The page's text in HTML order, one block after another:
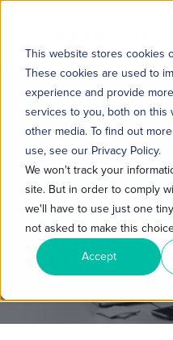
This website stores cookies
These cookies are used to
experience and provide
services to you, both on this
other media. To find out
use, see our Privacy Policy.
We won't track your
site. But in order to comply
we'll have to use just one
not asked to make this
Accept
6 MIN READ
QUAIS AS
FERRAMENTAS
EQUIPE